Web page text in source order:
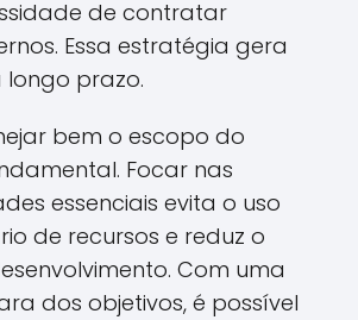
de contratar
Essa estratégia gera
prazo.
bem o escopo do
Focar nas
essenciais evita o uso
de recursos e reduz o
Com uma
dos objetivos, é possível